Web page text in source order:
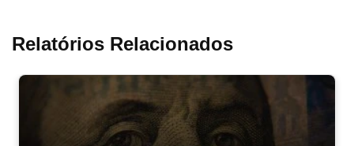
Relatórios Relacionados